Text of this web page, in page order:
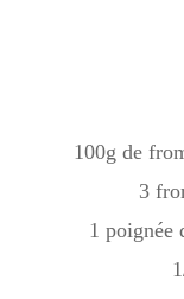
100g de
3
1 poignée